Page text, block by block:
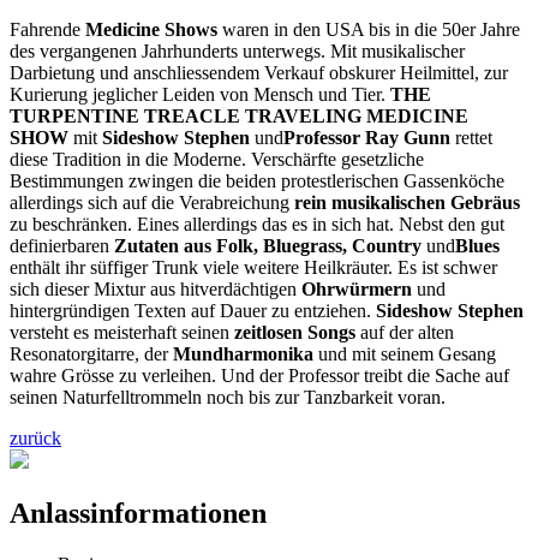
Fahrende Medicine Shows waren in den USA bis in die 50er Jahre
des vergangenen Jahrhunderts unterwegs. Mit musikalischer
Darbietung und anschliessendem Verkauf obskurer Heilmittel, zur
Kurierung jeglicher Leiden von Mensch und Tier. THE
TURPENTINE TREACLE TRAVELING MEDICINE
SHOW mit Sideshow Stephen undProfessor Ray Gunn rettet
diese Tradition in die Moderne. Verschärfte gesetzliche
Bestimmungen zwingen die beiden protestlerischen Gassenköche
allerdings sich auf die Verabreichung rein musikalischen Gebräus
zu beschränken. Eines allerdings das es in sich hat. Nebst den gut
definierbaren Zutaten aus Folk, Bluegrass, Country undBlues
enthält ihr süffiger Trunk viele weitere Heilkräuter. Es ist schwer
sich dieser Mixtur aus hitverdächtigen Ohrwürmern und
hintergründigen Texten auf Dauer zu entziehen. Sideshow Stephen
versteht es meisterhaft seinen zeitlosen Songs auf der alten
Resonatorgitarre, derMundharmonika und mit seinem Gesang
wahre Grösse zu verleihen. Und der Professor treibt die Sache auf
seinen Naturfelltrommeln noch bis zur Tanzbarkeit voran.
zurück
Anlassinformationen